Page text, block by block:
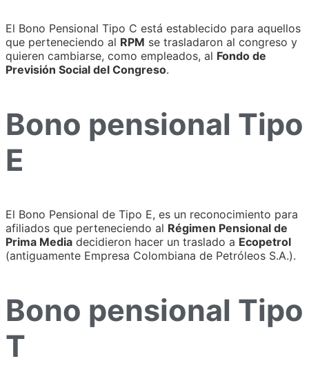
El Bono Pensional Tipo C está establecido para aquellos
que perteneciendo al RPM se trasladaron al congreso y
quieren cambiarse, como empleados, al Fondo de
Previsión Social del Congreso.
Bono pensional Tipo
E
El Bono Pensional de Tipo E, es un reconocimiento para
afiliados que perteneciendo al Régimen Pensional de
Prima Media decidieron hacer un traslado a Ecopetrol
(antiguamente Empresa Colombiana de Petróleos S.A.).
Bono pensional Tipo
T